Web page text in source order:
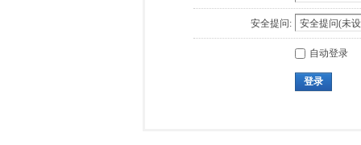
安全提问:
自动登录
登录